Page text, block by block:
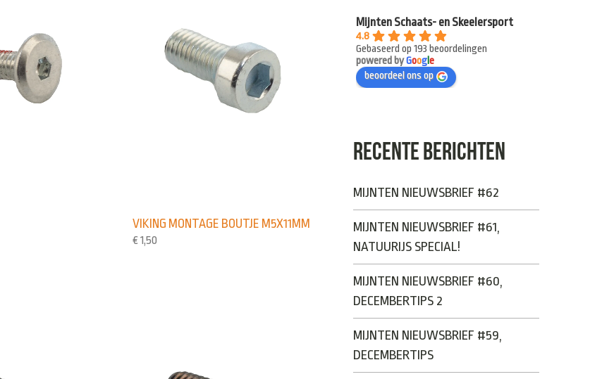
VIKING MONTAGE BOUTJE M5X11MM
€ 1,50
Mijnten Schaats- en Skeelersport
4.8
Gebaseerd op 193 beoordelingen
powered byGoogle
beoordeel ons op
RECENTE BERICHTEN
MIJNTEN NIEUWSBRIEF #62
MIJNTEN NIEUWSBRIEF #61,
NATUURIJS SPECIAL!
MIJNTEN NIEUWSBRIEF #60,
DECEMBERTIPS 2
MIJNTEN NIEUWSBRIEF #59,
DECEMBERTIPS